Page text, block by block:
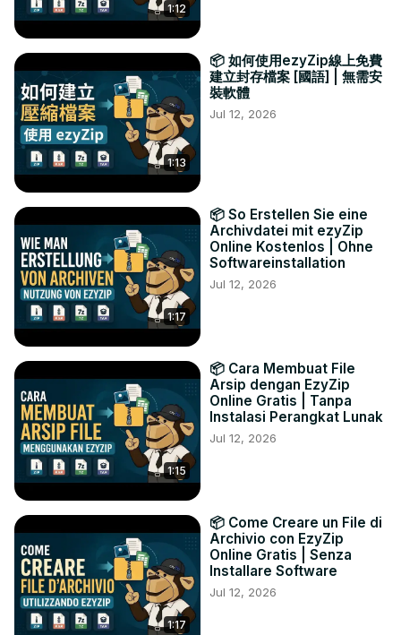
1:12
1:13
📦 如何使用ezyZip線上免費
建立封存檔案 [國語] | 無需安
裝軟體
Jul 12, 2026
1:17
📦 So Erstellen Sie eine
Archivdatei mit ezyZip
Online Kostenlos | Ohne
Softwareinstallation
Jul 12, 2026
1:15
📦 Cara Membuat File
Arsip dengan EzyZip
Online Gratis | Tanpa
Instalasi Perangkat Lunak
Jul 12, 2026
1:17
📦 Come Creare un File di
Archivio con EzyZip
Online Gratis | Senza
Installare Software
Jul 12, 2026